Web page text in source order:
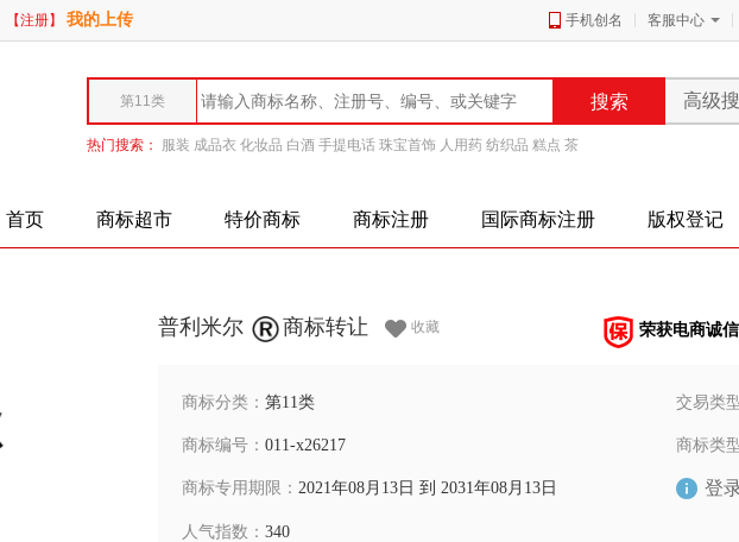
【注册】 我的上传 手机创名 客服中心
热门搜索： 服装 成品衣 化妆品 白酒 手提电话 珠宝首饰 人用药 纺织品 糕点 茶
首页 商标超市 特价商标 商标注册 国际商标注册 版权登记
普利米尔 商标转让 荣获电商诚
收藏
商标分类： 第11类 交易类
商标编号： 011-x26217 商标类
登
商标专用期限： 2021年08月13日 到 2031年08月13日
人气指数： 340